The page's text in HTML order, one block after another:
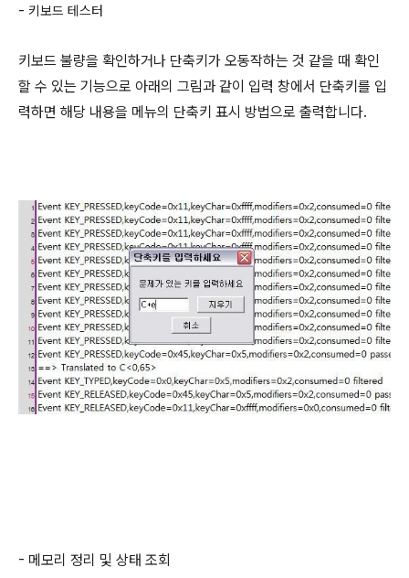
- 키보드 테스터
키보드 불량을 확인하거나 단축키가 오동작하는 것 같을 때 확인
할 수 있는 기능으로 아래의 그림과 같이 입력 창에서 단축키를 입
력하면 해당 내용을 메뉴의 단축키 표시 방법으로 출력합니다.
- 메모리 정리 및 상태 조회